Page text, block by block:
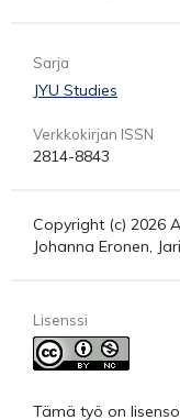
Sarja
JYU Studies
Verkkokirjan ISSN
2814-8843
Copyright (c) 2026
Johanna Eronen,
Lisenssi
Tämä työ on